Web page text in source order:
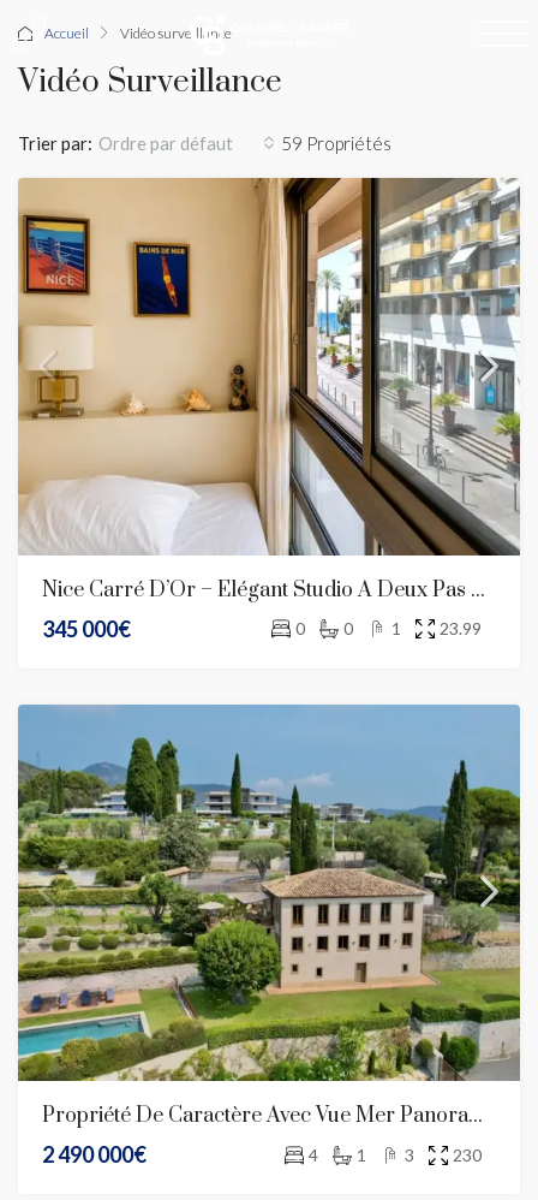
Accueil Vidéo surveillance
Vidéo Surveillance
59 Propriétés
Trier par: Ordre par défaut
Nice Carré D’Or – Élégant Studio À Deux Pas De La Promenade Des Anglais
345 000€
0 0 1 23.99
Propriété De Caractère Avec Vue Mer Panoramique – Nice Gairaut
2 490 000€
4 1 3 230